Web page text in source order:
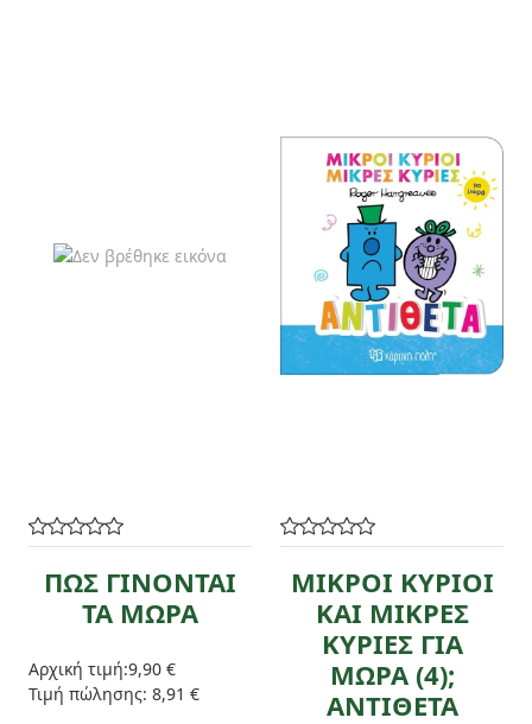
ΠΩΣ ΓΙΝΟΝΤΑΙ
ΤΑ ΜΩΡΑ
Αρχική τιμή:9,90 €
Τιμή πώλησης: 8,91 €
ΜΙΚΡΟΙ ΚΥΡΙΟΙ
ΚΑΙ ΜΙΚΡΕΣ
ΚΥΡΙΕΣ ΓΙΑ
ΜΩΡΑ (4);
ΑΝΤΙΘΕΤΑ